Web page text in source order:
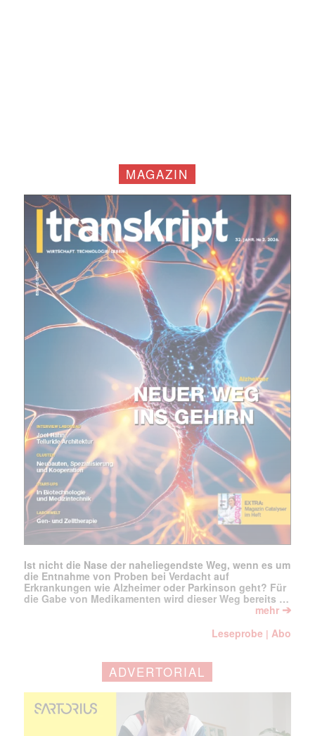
Mit dem |transkript-Newsletter
jede Woche aktuell informiert.
E-
Mail
(erforderlich)
MAGAZIN
Ist nicht die Nase der naheliegendste Weg, wenn es um
die Entnahme von Proben bei Verdacht auf
Erkrankungen wie Alzheimer oder Parkinson geht? Für
die Gabe von Medikamenten wird dieser Weg bereits …
mehr ➔
Leseprobe |Abo
ADVERTORIAL